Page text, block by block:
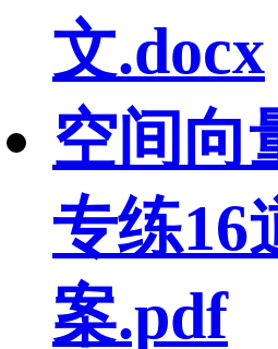
文.docx
空间向
专练16
案.pdf